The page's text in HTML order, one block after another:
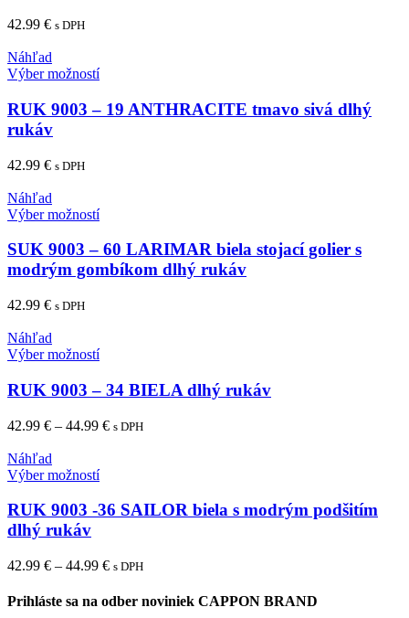
vybrať
na
produktu.
42.99 € s DPH
Náhľad
Výber možnostíTento
má
viacero
na
produktu.
RUK 9003 – 19 ANTHRACITE tmavo sivá dlhý
rukáv
42.99 € s DPH
Náhľad
Výber možnostíTento
má
viacero
variantov.
vybrať
na
produktu.
SUK 9003 – 60 LARIMAR biela stojací golier s
modrým gombíkom dlhý rukáv
42.99 € s DPH
Náhľad
Výber možnostíTento
má
viacero
variantov.
Možnosti
môžete
vybrať
na
stránke
RUK 9003 – 34 BIELA dlhý rukáv
42.99 € – 44.99 €Price
s DPH
Náhľad
Výber možnostíTento
má
si
vybrať
RUK 9003 -36 SAILOR biela s modrým podšitím
dlhý rukáv
42.99 € – 44.99 €Price
42.99 €
s DPH
Prihláste sa na odber noviniek CAPPON BRAND